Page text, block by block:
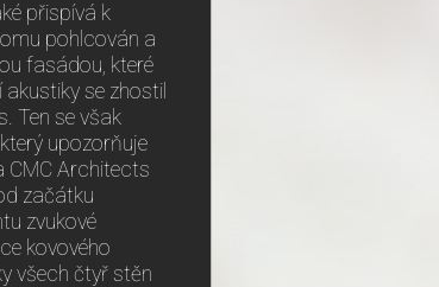
přispívá k
pohlcován a
fasádou, které
se zhostil
Ten se však
upozorňuje
CMC Architects
začátku
zvukové
kovového
všech čtyř stěn